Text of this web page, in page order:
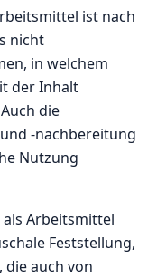
ist nach
nicht
in welchem
der Inhalt
die
-nachbereitung
Nutzung
als Arbeitsmittel
Feststellung,
die auch von